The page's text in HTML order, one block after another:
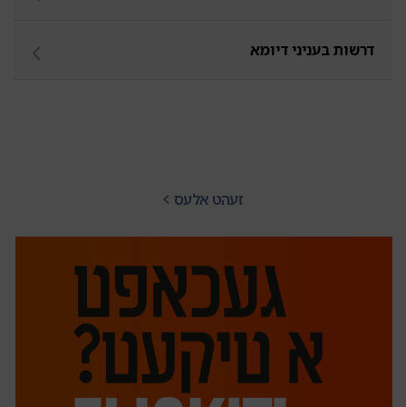
זעהט אלעס
דרשות בעניני דיומא